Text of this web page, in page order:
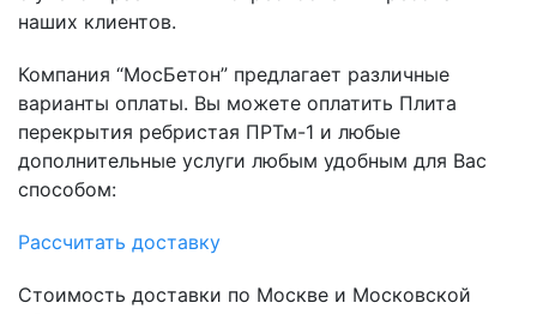
наших клиентов.
Компания “МосБетон” предлагает различные
варианты оплаты. Вы можете оплатить Плита
перекрытия ребристая ПРТм-1 и любые
дополнительные услуги любым удобным для Вас
способом:
Рассчитать доставку
Стоимость доставки по Москве и Московской